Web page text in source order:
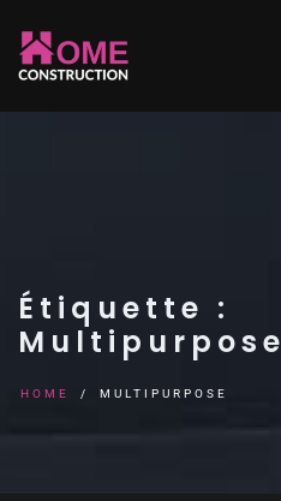
Étiquette :
Multipurpose
HOME MULTIPURPOSE